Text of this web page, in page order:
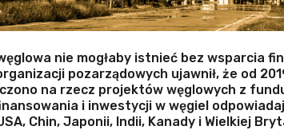
nie mogłaby istnieć bez wsparcia
pozarządowych ujawnił, że od
na rzecz projektów węglowych z
i inwestycji w węgiel
Chin, Japonii, Indii, Kanady i Wielkiej